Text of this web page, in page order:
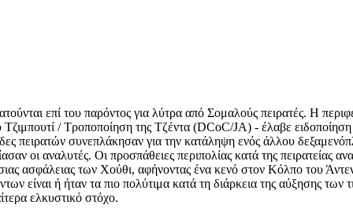
επί του παρόντος για λύτρα από Σομαλούς πειρατές. Η
/ Τροποποίηση της Τζέντα (DCoC/JA) - έλαβε
πειρατών συνεπλάκησαν για την κατάληψη ενός άλλου
οι αναλυτές. Οι προσπάθειες περιπολίας κατά της πειρατείας
ασφάλειας των Χούθι, αφήνοντας ένα κενό στον Κόλπο του
είναι ή ήταν τα πιο πολύτιμα κατά τη διάρκεια της αύξησης
ελκυστικό στόχο.